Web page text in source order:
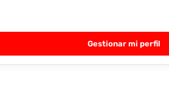
Gestionar mi perfil